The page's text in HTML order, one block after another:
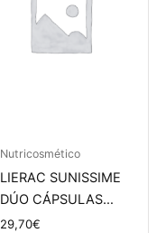
Nutricosmético
LIERAC SUNISSIME
DÚO CÁPSULAS…
29,70€